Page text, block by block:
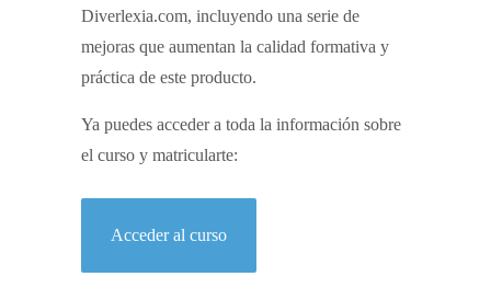
Diverlexia.com, incluyendo una serie de
mejoras que aumentan la calidad formativa y
práctica de este producto.
Ya puedes acceder a toda la información sobre
el curso y matricularte:
Acceder al curso